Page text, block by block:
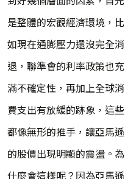
是整體的宏觀經濟環境，比
如現在通膨壓力還沒完全消
退，聯準會的利率政策也充
滿不確定性，再加上全球消
費支出有放緩的跡象，這些
都像無形的推手，讓亞馬遜
的股價出現明顯的震盪。為
什麼會這樣呢？因為亞馬遜